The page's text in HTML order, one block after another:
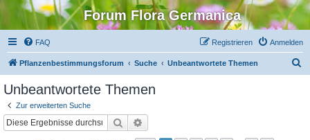
Forum Flora Germanica
FAQ Anmelden
Registrieren
Pflanzenbestimmungsforum Suche Unbeantwortete Themen
Unbeantwortete Themen
Zur erweiterten Suche
Suche